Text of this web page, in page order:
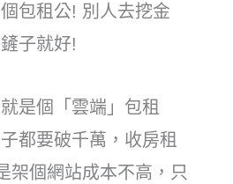
包租公! 別人去挖金
子就好!
是個「雲端」包租
都要破千萬，收房租
架個網站成本不高，只